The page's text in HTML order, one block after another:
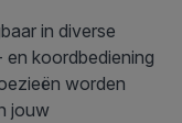
in diverse
en koordbediening
worden
jouw